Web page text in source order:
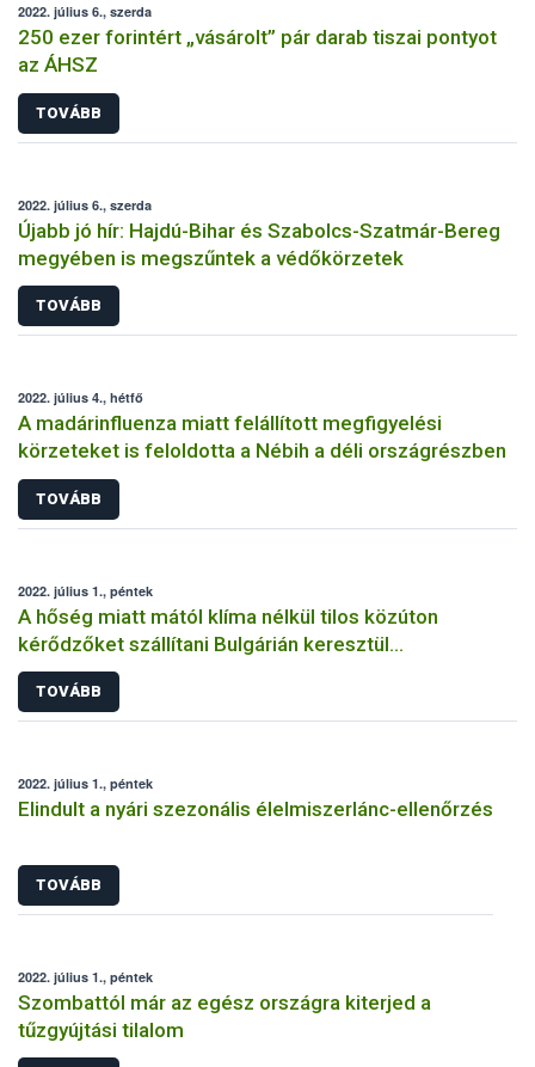
2022. július 6., szerda
250 ezer forintért „vásárolt” pár darab tiszai pontyot
az ÁHSZ
TOVÁBB
2022. július 6., szerda
Újabb jó hír: Hajdú-Bihar és Szabolcs-Szatmár-Bereg
megyében is megszűntek a védőkörzetek
TOVÁBB
2022. július 4., hétfő
A madárinfluenza miatt felállított megfigyelési
körzeteket is feloldotta a Nébih a déli országrészben
TOVÁBB
2022. július 1., péntek
A hőség miatt mától klíma nélkül tilos közúton
kérődzőket szállítani Bulgárián keresztül
Törökországba
TOVÁBB
2022. július 1., péntek
Elindult a nyári szezonális élelmiszerlánc-ellenőrzés
TOVÁBB
2022. július 1., péntek
Szombattól már az egész országra kiterjed a
tűzgyújtási tilalom